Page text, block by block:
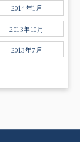
2014年1月
2013年10月
2013年7月